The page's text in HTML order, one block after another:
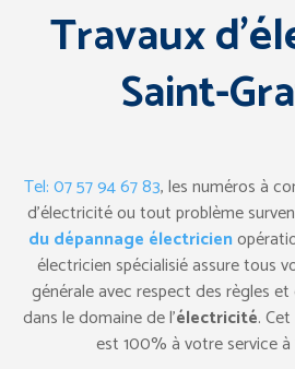
Travaux
Saint-
Tel: 07 57 94 67 83, les numéros à
d’électricité ou tout problème
du dépannage électricien
électricien spécialisié assure tous
générale avec respect des règles
dans le domaine de l’électricité. Cet
est 100% à votre service à